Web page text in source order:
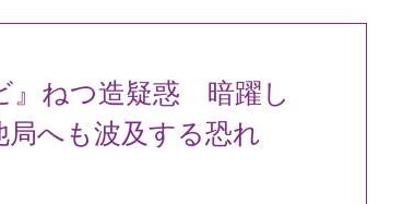
』ねつ造疑惑 暗躍し
へも波及する恐れ